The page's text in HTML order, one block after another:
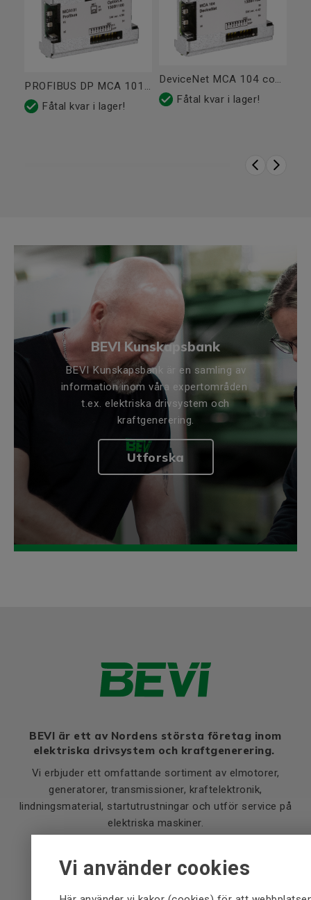
Vi använder cookies
Produktserie FC-102 HVAC
Nätanslutning
Övrigt
PROFIBUS DP MCA 101 coated Tillbehör
Fåtal kvar i lager!
DeviceNet MCA 104 coated Tillbehör
Fåtal kvar i lager!
BEVI Kunskapsbank
BEVI Kunskapsbank är en samling av
information inom våra expertområden
t.ex. elektriska drivsystem och
kraftgenerering.
Utforska
BEVI är ett av Nordens största företag inom
elektriska drivsystem och kraftgenerering.
Vi erbjuder ett omfattande sortiment av elmotorer,
generatorer, transmissioner, kraftelektronik,
lindningsmaterial, startutrustningar och utför service på
elektriska maskiner.